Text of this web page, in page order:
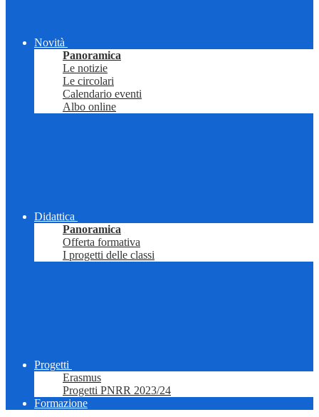
Novità
Panoramica
Le notizie
Le circolari
Calendario eventi
Albo online
Didattica
Panoramica
Offerta formativa
I progetti delle classi
Progetti
Erasmus
Progetti PNRR 2023/24
Formazione